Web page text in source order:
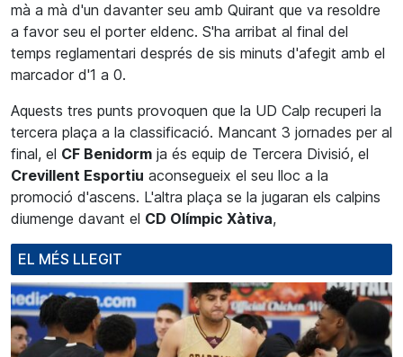
mà a mà d'un davanter seu amb Quirant que va resoldre
a favor seu el porter eldenc. S'ha arribat al final del
temps reglamentari després de sis minuts d'afegit amb el
marcador d'1 a 0.
Aquests tres punts provoquen que la UD Calp recuperi la
tercera plaça a la classificació. Mancant 3 jornades per al
final, el CF Benidorm ja és equip de Tercera Divisió, el
Crevillent Esportiu aconsegueix el seu lloc a la
promoció d'ascens. L'altra plaça se la jugaran els calpins
diumenge davant el CD Olímpic Xàtiva,
EL MÉS LLEGIT